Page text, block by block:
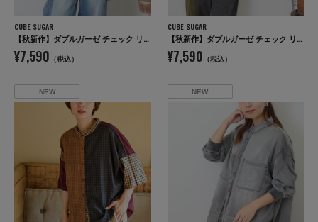
CUBE SUGAR
【秋新作】ダブルガーゼ チェック リバーシブル 5分袖 ドルマンシャツ
¥7,590 （税込）
CUBE SUGAR
【秋新作】ダブルガーゼ チェック リバーシブル 5分袖 ドルマンシャツ
¥7,590 （税込）
NEW NEW